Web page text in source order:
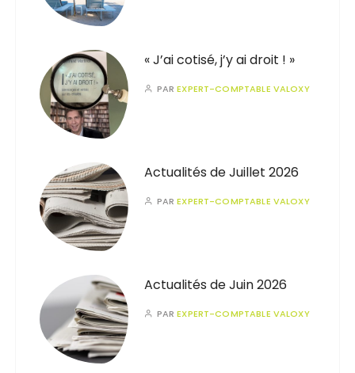
« J’ai cotisé, j’y ai droit ! »
PAREXPERT-COMPTABLE VALOXY
Actualités de Juillet 2026
PAREXPERT-COMPTABLE VALOXY
Actualités de Juin 2026
PAREXPERT-COMPTABLE VALOXY